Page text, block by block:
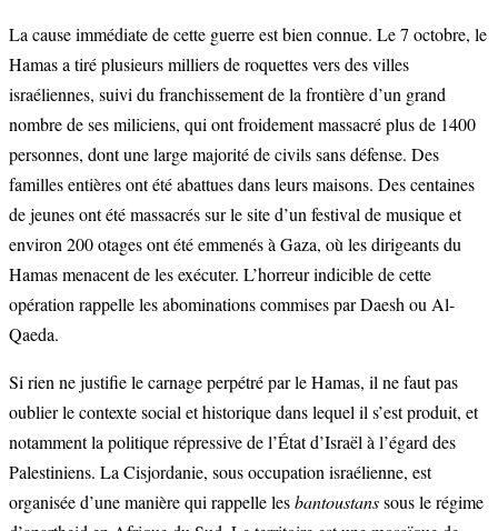
La cause immédiate de cette guerre est bien connue. Le 7 octobre, le
Hamas a tiré plusieurs milliers de roquettes vers des villes
israéliennes, suivi du franchissement de la frontière d’un grand
nombre de ses miliciens, qui ont froidement massacré plus de 1400
personnes, dont une large majorité de civils sans défense. Des
familles entières ont été abattues dans leurs maisons. Des centaines
de jeunes ont été massacrés sur le site d’un festival de musique et
environ 200 otages ont été emmenés à Gaza, où les dirigeants du
Hamas menacent de les exécuter. L’horreur indicible de cette
opération rappelle les abominations commises par Daesh ou Al-
Qaeda.
Si rien ne justifie le carnage perpétré par le Hamas, il ne faut pas
oublier le contexte social et historique dans lequel il s’est produit, et
notamment la politique répressive de l’État d’Israël à l’égard des
Palestiniens. La Cisjordanie, sous occupation israélienne, est
organisée d’une manière qui rappelle lesbantoustanssous le régime